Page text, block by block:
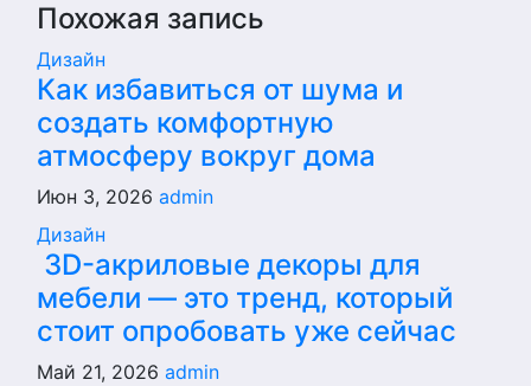
Похожая запись
Дизайн
Как избавиться от шума и
создать комфортную
атмосферу вокруг дома
Июн 3, 2026 admin
Дизайн
3D-акриловые декоры для
мебели — это тренд, который
стоит опробовать уже сейчас
Май 21, 2026 admin